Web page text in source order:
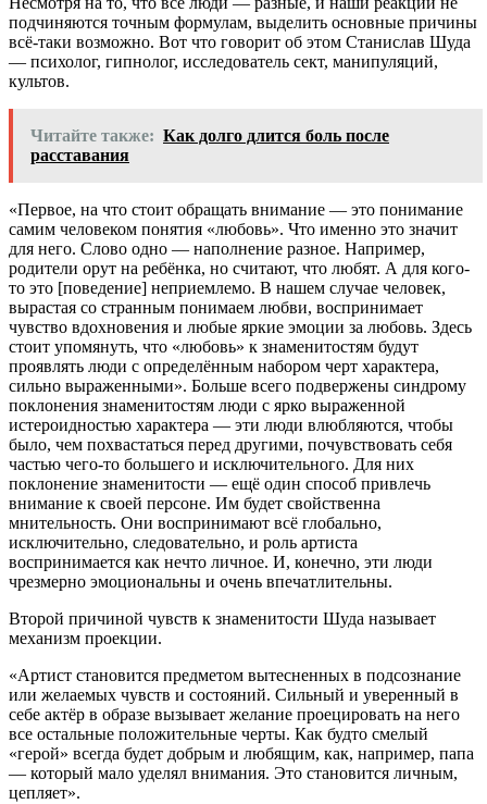
подчиняются точным формулам, выделить основные причины
всё-таки возможно. Вот что говорит об этом Станислав Шуда
— психолог, гипнолог, исследователь сект, манипуляций,
культов.
Читайте также: Как долго длится боль после
расставания
«Первое, на что стоит обращать внимание — это понимание
самим человеком понятия «любовь». Что именно это значит
для него. Слово одно — наполнение разное. Например,
родители орут на ребёнка, но считают, что любят. А для кого-
то это [поведение] неприемлемо. В нашем случае человек,
вырастая со странным понимаем любви, воспринимает
чувство вдохновения и любые яркие эмоции за любовь. Здесь
стоит упомянуть, что «любовь» к знаменитостям будут
проявлять люди с определённым набором черт характера,
сильно выраженными». Больше всего подвержены синдрому
поклонения знаменитостям люди с ярко выраженной
истероидностью характера — эти люди влюбляются, чтобы
было, чем похвастаться перед другими, почувствовать себя
частью чего-то большего и исключительного. Для них
поклонение знаменитости — ещё один способ привлечь
внимание к своей персоне. Им будет свойственна
мнительность. Они воспринимают всё глобально,
исключительно, следовательно, и роль артиста
воспринимается как нечто личное. И, конечно, эти люди
чрезмерно эмоциональны и очень впечатлительны.
Второй причиной чувств к знаменитости Шуда называет
механизм проекции.
«Артист становится предметом вытесненных в подсознание
или желаемых чувств и состояний. Сильный и уверенный в
себе актёр в образе вызывает желание проецировать на него
все остальные положительные черты. Как будто смелый
«герой» всегда будет добрым и любящим, как, например, папа
— который мало уделял внимания. Это становится личным,
цепляет».